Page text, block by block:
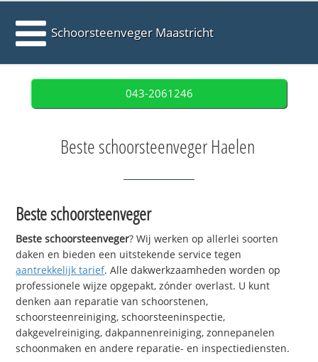
Schoorsteenveger Maastricht
043-2061246
Beste schoorsteenveger Haelen
Beste schoorsteenveger
Beste schoorsteenveger? Wij werken op allerlei soorten
daken en bieden een uitstekende service tegen
aantrekkelijk tarief. Alle dakwerkzaamheden worden op
professionele wijze opgepakt, zónder overlast. U kunt
denken aan reparatie van schoorstenen,
schoorsteenreiniging, schoorsteeninspectie,
dakgevelreiniging, dakpannenreiniging, zonnepanelen
schoonmaken en andere reparatie- en inspectiediensten.